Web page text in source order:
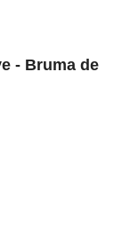
- Bruma de